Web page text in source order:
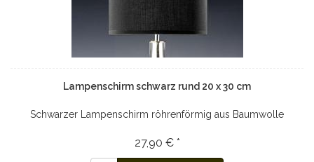
Lampenschirm schwarz rund 20 x 30 cm
Schwarzer Lampenschirm röhrenförmig aus Baumwolle
27,90 € *